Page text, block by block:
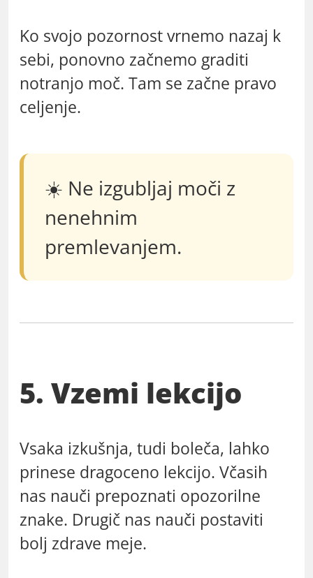
Ko svojo pozornost vrnemo nazaj k
sebi, ponovno začnemo graditi
notranjo moč. Tam se začne pravo
celjenje.
☀️ Ne izgubljaj moči z
nenehnim
premlevanjem.
5. Vzemi lekcijo
Vsaka izkušnja, tudi boleča, lahko
prinese dragoceno lekcijo. Včasih
nas nauči prepoznati opozorilne
znake. Drugič nas nauči postaviti
bolj zdrave meje.